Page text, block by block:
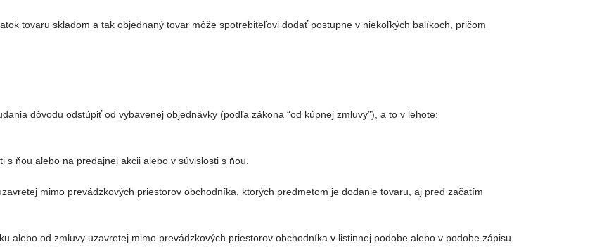
tovaru skladom a tak objednaný tovar môže spotrebiteľovi dodať postupne v niekoľkých balíkoch, pričom
dôvodu odstúpiť od vybavenej objednávky (podľa zákona “od kúpnej zmluvy”), a to v lehote:
ňou alebo na predajnej akcii alebo v súvislosti s ňou.
mimo prevádzkových priestorov obchodníka, ktorých predmetom je dodanie tovaru, aj pred začatím
alebo od zmluvy uzavretej mimo prevádzkových priestorov obchodníka v listinnej podobe alebo v podobe zápisu